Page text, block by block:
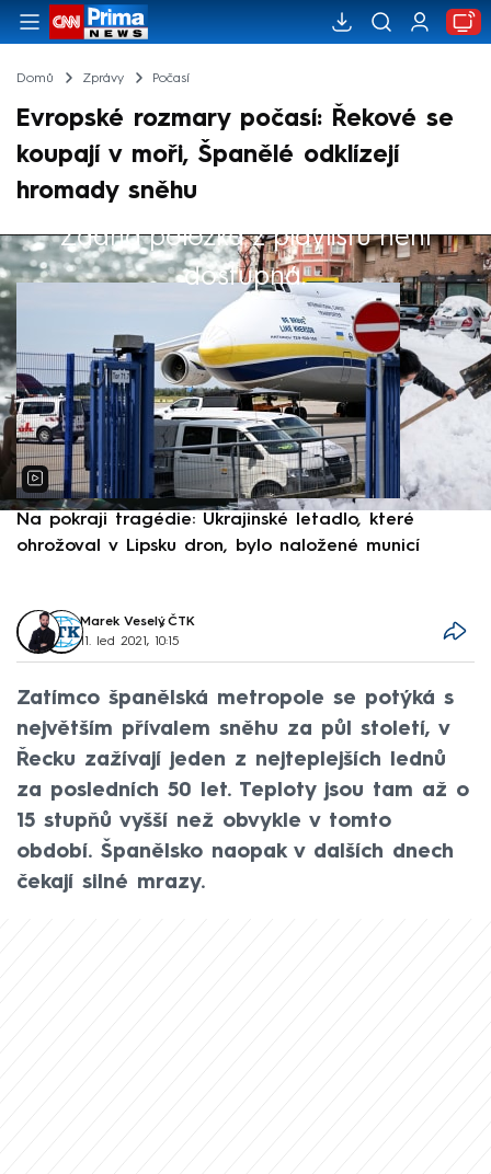
Domů Zprávy Počasí
Evropské rozmary počasí: Řekové se
koupají v moři, Španělé odklízejí
hromady sněhu
Žádná položka z playlistu není
dostupná.
Výběr redakce
Na pokraji tragédie: Ukrajinské letadlo, které
ohrožoval v Lipsku dron, bylo naložené municí
Marek Veselý, ČTK
11. led 2021, 10:15
Zatímco španělská metropole se potýká s
největším přívalem sněhu za půl století, v
Řecku zažívají jeden z nejteplejších lednů
za posledních 50 let. Teploty jsou tam až o
15 stupňů vyšší než obvykle v tomto
období. Španělsko naopak v dalších dnech
čekají silné mrazy.